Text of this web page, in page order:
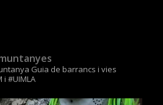
Guia de barrancs i vies
i #UIMLA